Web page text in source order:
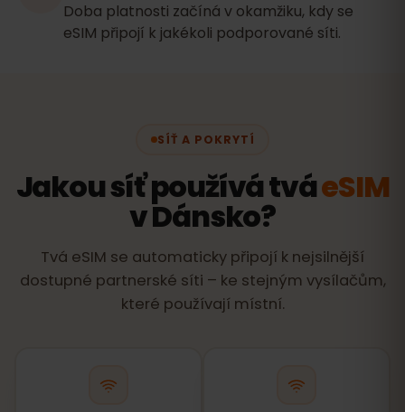
Doba platnosti začíná v okamžiku, kdy se
eSIM připojí k jakékoli podporované síti.
SÍŤ A POKRYTÍ
Jakou síť používá tváeSIM
v Dánsko?
Tvá eSIM se automaticky připojí k nejsilnější
dostupné partnerské síti – ke stejným vysílačům,
které používají místní.